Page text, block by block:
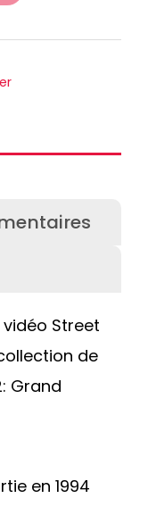
vidéo Street
de
Grand
en 1994